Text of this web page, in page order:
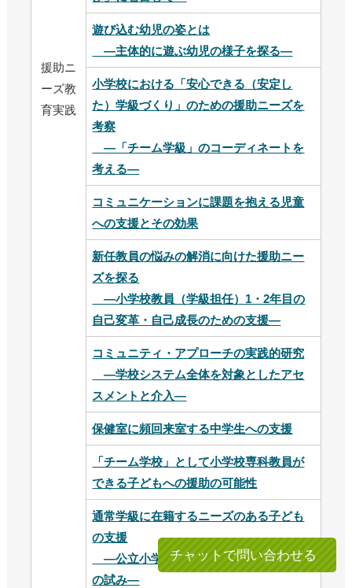
援助ニ
ーズ教
育実践
遊び込む幼児の姿とは
―主体的に遊ぶ幼児の様子を探る―
小学校における「安心できる（安定し
た）学級づくり」のための援助ニーズを
考察
―「チーム学級」のコーディネートを
考える―
コミュニケーションに課題を抱える児童
への支援とその効果
新任教員の悩みの解消に向けた援助ニー
ズを探る
―小学校教員（学級担任）1・2年目の
自己変革・自己成長のための支援―
コミュニティ・アプローチの実践的研究
―学校システム全体を対象としたアセ
スメントと介入―
保健室に頻回来室する中学生への支援
「チーム学校」として小学校専科教員が
できる子どもへの援助の可能性
通常学級に在籍するニーズのある子ども
の支援
―公立小学校中学年を対象とした支援
の試み―
チャットで問い合わせる